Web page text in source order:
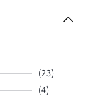
(23)
(4)